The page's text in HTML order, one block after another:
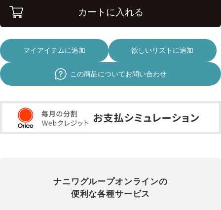
カートに入れる
マイアイテムに追加 欲しいリストに追加
この商品についてお問い合わせ
ナニワグループオンラインの
便利な各種サービス